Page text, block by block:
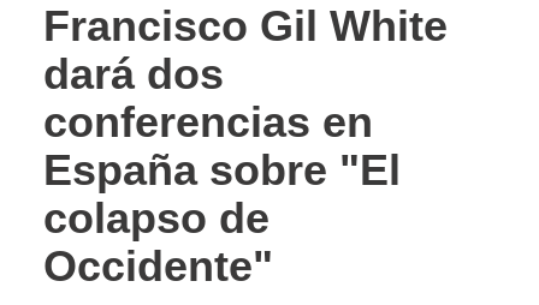
Francisco Gil White
dará dos
conferencias en
España sobre "El
colapso de
Occidente"